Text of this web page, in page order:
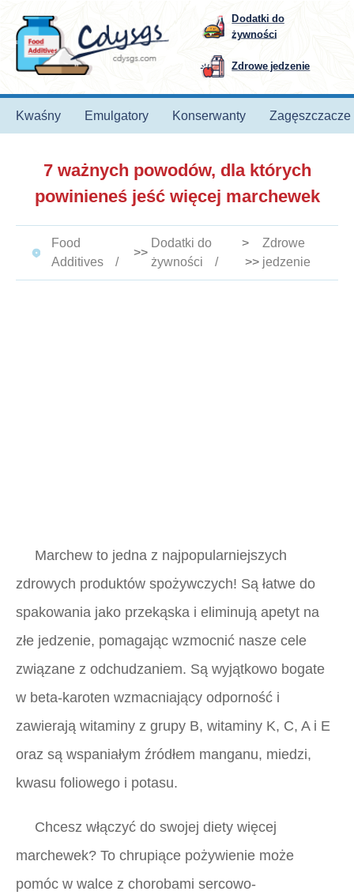
Dodatki do
żywności
Zdrowe jedzenie
Kwaśny Emulgatory Konserwanty Zagęszczacze
7 ważnych powodów, dla których
powinieneś jeść więcej marchewek
Food
Additives
>>
Dodatki do
żywności
>
>>
Zdrowe
jedzenie
Marchew to jedna z najpopularniejszych
zdrowych produktów spożywczych! Są łatwe do
spakowania jako przekąska i eliminują apetyt na
złe jedzenie, pomagając wzmocnić nasze cele
związane z odchudzaniem. Są wyjątkowo bogate
w beta-karoten wzmacniający odporność i
zawierają witaminy z grupy B, witaminy K, C, A i E
oraz są wspaniałym źródłem manganu, miedzi,
kwasu foliowego i potasu.
Chcesz włączyć do swojej diety więcej
marchewek? To chrupiące pożywienie może
pomóc w walce z chorobami sercowo-